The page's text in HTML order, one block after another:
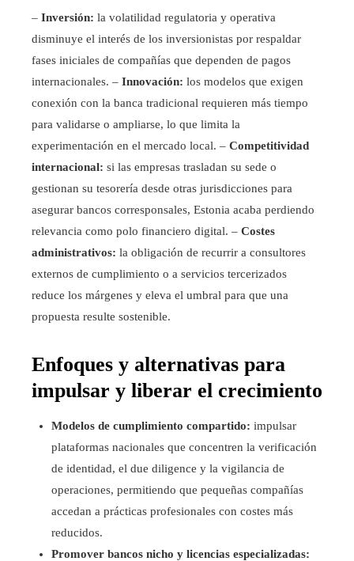
– Inversión: la volatilidad regulatoria y operativa
disminuye el interés de los inversionistas por respaldar
fases iniciales de compañías que dependen de pagos
internacionales. – Innovación: los modelos que exigen
conexión con la banca tradicional requieren más tiempo
para validarse o ampliarse, lo que limita la
experimentación en el mercado local. – Competitividad
internacional: si las empresas trasladan su sede o
gestionan su tesorería desde otras jurisdicciones para
asegurar bancos corresponsales, Estonia acaba perdiendo
relevancia como polo financiero digital. – Costes
administrativos: la obligación de recurrir a consultores
externos de cumplimiento o a servicios tercerizados
reduce los márgenes y eleva el umbral para que una
propuesta resulte sostenible.
Enfoques y alternativas para
impulsar y liberar el crecimiento
Modelos de cumplimiento compartido: impulsar
plataformas nacionales que concentren la verificación
de identidad, el due diligence y la vigilancia de
operaciones, permitiendo que pequeñas compañías
accedan a prácticas profesionales con costes más
reducidos.
Promover bancos nicho y licencias especializadas: